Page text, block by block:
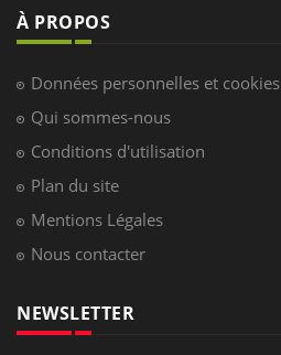
À PROPOS
Données personnelles et cookies
Qui sommes-nous
Conditions d'utilisation
Plan du site
Mentions Légales
Nous contacter
NEWSLETTER